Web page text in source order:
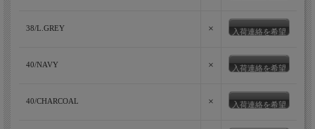
38/L.GREY × 入荷連絡を希望
40/NAVY × 入荷連絡を希望
40/CHARCOAL × 入荷連絡を希望